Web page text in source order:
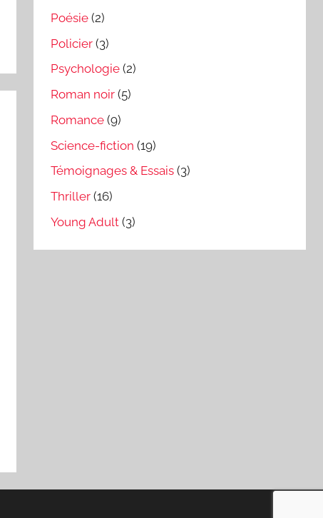
Poésie (2)
Policier (3)
Psychologie (2)
Roman noir (5)
Romance (9)
Science-fiction (19)
Témoignages & Essais (3)
Thriller (16)
Young Adult (3)